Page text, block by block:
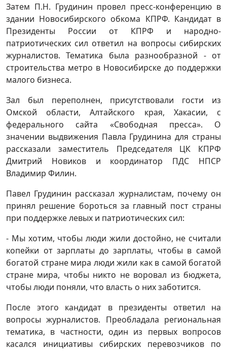
Затем П.Н. Грудинин провел пресс-конференцию в
здании Новосибирского обкома КПРФ. Кандидат в
Президенты России от КПРФ и народно-
патриотических сил ответил на вопросы сибирских
журналистов. Тематика была разнообразной - от
строительства метро в Новосибирске до поддержки
малого бизнеса.
Зал был переполнен, присутствовали гости из
Омской области, Алтайского края, Хакасии, с
федерального сайта «Свободная пресса». О
значении выдвижения Павла Грудинина для страны
рассказали заместитель Председателя ЦК КПРФ
Дмитрий Новиков и координатор ПДС НПСР
Владимир Филин.
Павел Грудинин рассказал журналистам, почему он
принял решение бороться за главный пост страны
при поддержке левых и патриотических сил:
- Мы хотим, чтобы люди жили достойно, не считали
копейки от зарплаты до зарплаты, чтобы в самой
богатой стране мира люди жили как в самой богатой
стране мира, чтобы никто не воровал из бюджета,
чтобы люди поняли, что власть о них заботится.
После этого кандидат в президенты ответил на
вопросы журналистов. Преобладала региональная
тематика, в частности, один из первых вопросов
касался инициативы сибирских перевозчиков по